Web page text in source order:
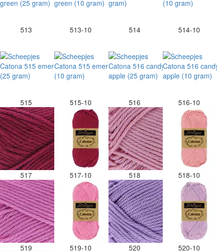
513 513-10 514 514-10
515 515-10 516 516-10
517 517-10 518 518-10
519 519-10 520 520-10